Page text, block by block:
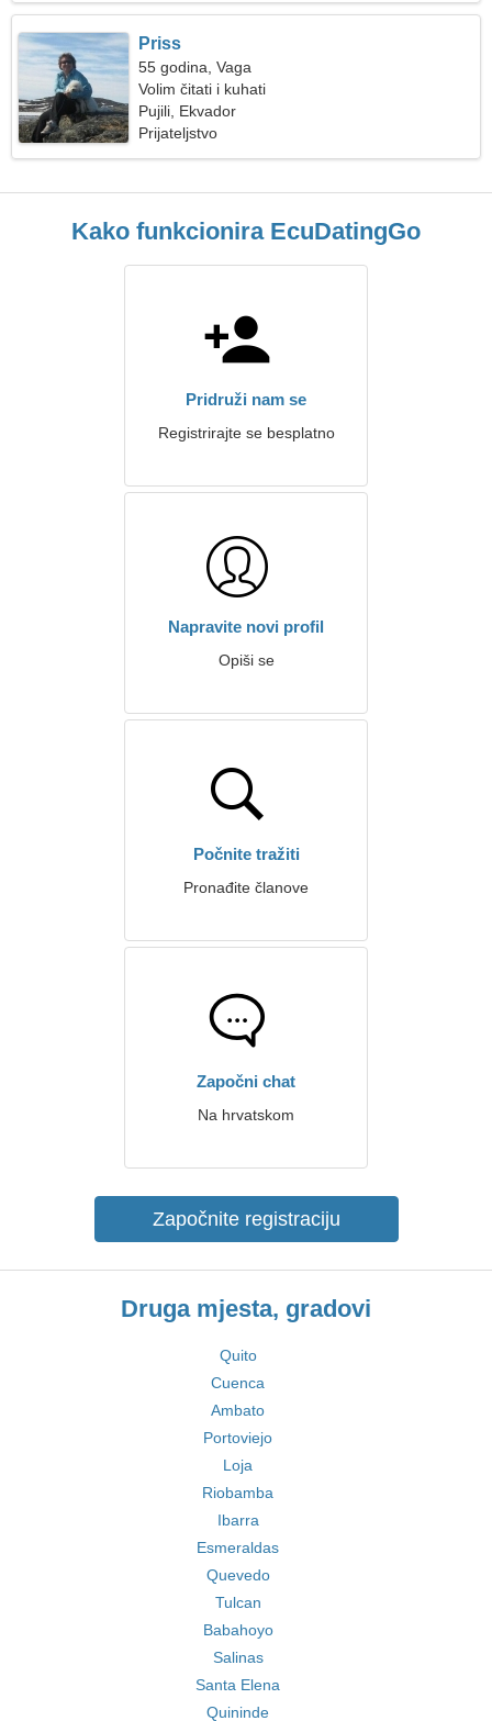
Priss
55 godina, Vaga
Volim čitati i kuhati
Pujili, Ekvador
Prijateljstvo
Kako funkcionira EcuDatingGo
Pridruži nam se
Registrirajte se besplatno
Napravite novi profil
Opiši se
Počnite tražiti
Pronađite članove
Započni chat
Na hrvatskom
Započnite registraciju
Druga mjesta, gradovi
Quito
Cuenca
Ambato
Portoviejo
Loja
Riobamba
Ibarra
Esmeraldas
Quevedo
Tulcan
Babahoyo
Salinas
Santa Elena
Quininde